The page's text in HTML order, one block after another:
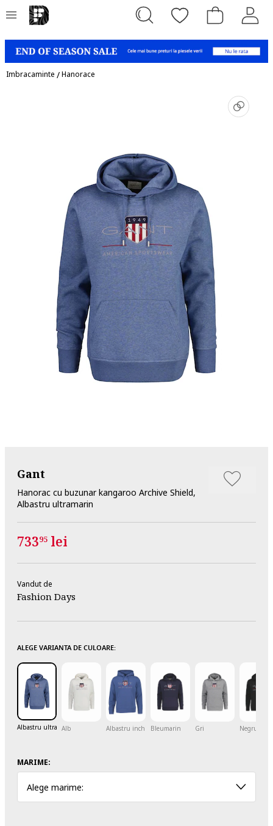
Imbracaminte /Hanorace
Gant
Hanorac cu buzunar kangaroo Archive Shield,
Albastru ultramarin
73395 lei
Vandut de
Fashion Days
ALEGE VARIANTA DE CULOARE:
Albastru ultramarin
Alb Albastru inchis Bleumarin Gri Negru
MARIME:
Alege marime: